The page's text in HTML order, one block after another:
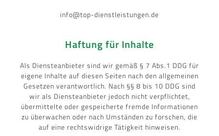
info@top-dienstleistungen.de
Haftung für Inhalte
Als Diensteanbieter sind wir gemäß § 7 Abs.1 DDG für
eigene Inhalte auf diesen Seiten nach den allgemeinen
Gesetzen verantwortlich. Nach §§ 8 bis 10 DDG sind
wir als Diensteanbieter jedoch nicht verpflichtet,
übermittelte oder gespeicherte fremde Informationen
zu überwachen oder nach Umständen zu forschen, die
auf eine rechtswidrige Tätigkeit hinweisen.